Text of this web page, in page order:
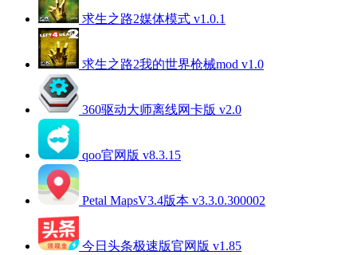
求生之路2媒体模式 v1.0.1
求生之路2我的世界枪械mod v1.0
360驱动大师离线网卡版 v2.0
qoo官网版 v8.3.15
Petal MapsV3.4版本 v3.3.0.300002
今日头条极速版官网版 v1.85